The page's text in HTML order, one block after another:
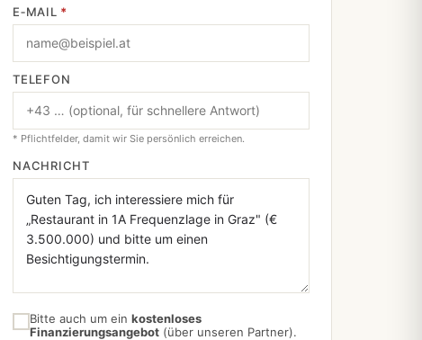
E‑MAIL *
TELEFON
* Pflichtfelder, damit wir Sie persönlich erreichen.
NACHRICHT
Bitte auch um ein kostenloses
Finanzierungsangebot (über unseren Partner).